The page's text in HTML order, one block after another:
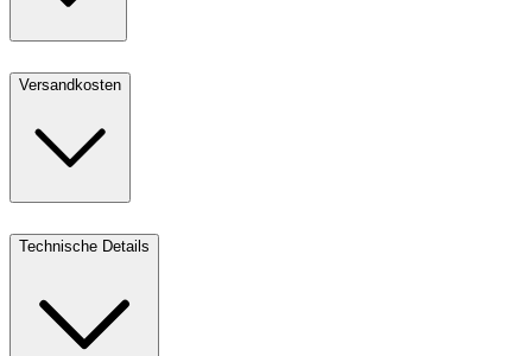
Versandkosten
Technische Details